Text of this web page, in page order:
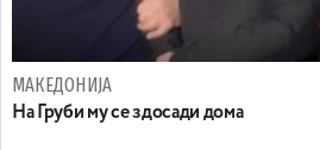
МАКЕДОНИЈА
На Груби му се здосади дома